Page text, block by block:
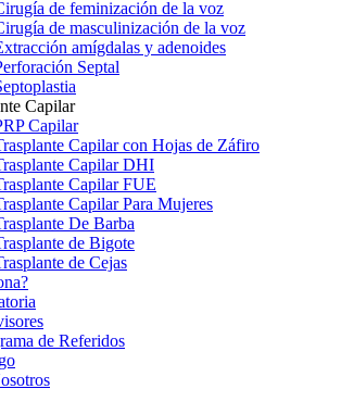
de feminización de la voz
de masculinización de la voz
amígdalas y adenoides
Septal
Capilar
Capilar
Capilar con Hojas de Záfiro
Capilar DHI
Capilar FUE
Capilar Para Mujeres
De Barba
de Bigote
de Cejas
de Referidos